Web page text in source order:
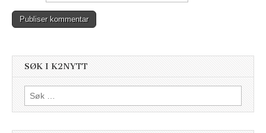
SØK I K2NYTT
Søk
etter: